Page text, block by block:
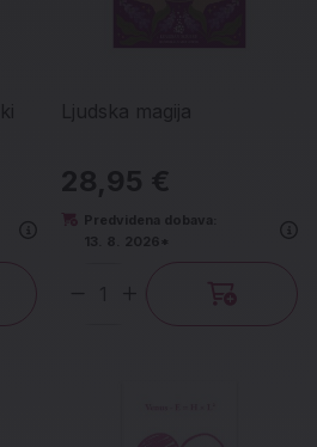
Ljudska magija
28,95 €
Predvidena dobava:
13. 8. 2026*